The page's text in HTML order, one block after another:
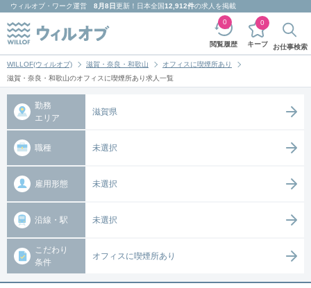
ウィルオブ・ワーク運営 8月8日更新！日本全国12,912件の求人を掲載
閲覧履歴
0
キープ
0
お仕事検索
WILLOF(ウィルオブ) 滋賀・奈良・和歌山
オフィスに喫煙所あり
滋賀・奈良・和歌山のオフィスに喫煙所あり求人一覧
勤務
エリア
滋賀県
職種 未選択
雇用形態 未選択
沿線・駅 未選択
こだわり
条件
オフィスに喫煙所あり